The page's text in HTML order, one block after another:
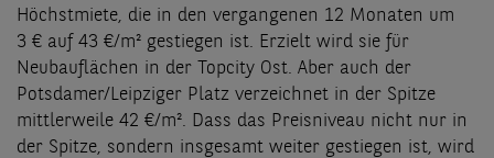
Höchstmiete, die in den vergangenen 12 Monaten um
3 € auf 43 €/m² gestiegen ist. Erzielt wird sie für
Neubauflächen in der Topcity Ost. Aber auch der
Potsdamer/Leipziger Platz verzeichnet in der Spitze
mittlerweile 42 €/m². Dass das Preisniveau nicht nur in
der Spitze, sondern insgesamt weiter gestiegen ist, wird